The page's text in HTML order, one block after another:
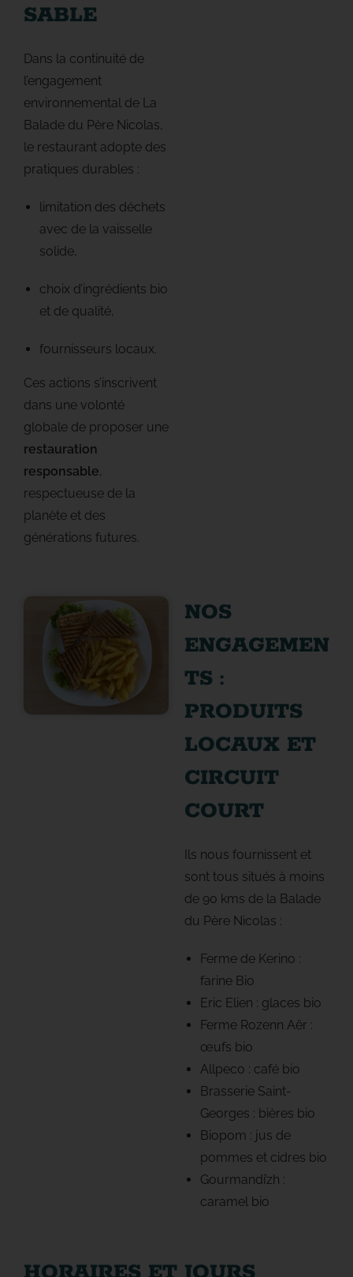
SABLE
Dans la continuité de
l’engagement
environnemental de La
Balade du Père Nicolas,
le restaurant adopte des
pratiques durables :
limitation des déchets
avec de la vaisselle
solide,
choix d’ingrédients bio
et de qualité,
fournisseurs locaux.
Ces actions s’inscrivent
dans une volonté
globale de proposer une
restauration
responsable,
respectueuse de la
planète et des
générations futures.
NOS
ENGAGEMEN
TS :
PRODUITS
LOCAUX ET
CIRCUIT
COURT
Ils nous fournissent et
sont tous situés à moins
de 90 kms de la Balade
du Père Nicolas :
Ferme de Kerino :
farine Bio
Eric Elien : glaces bio
Ferme Rozenn Aër :
œufs bio
Allpeco : café bio
Brasserie Saint-
Georges : bières bio
Biopom : jus de
pommes et cidres bio
Gourmandi’zh :
caramel bio